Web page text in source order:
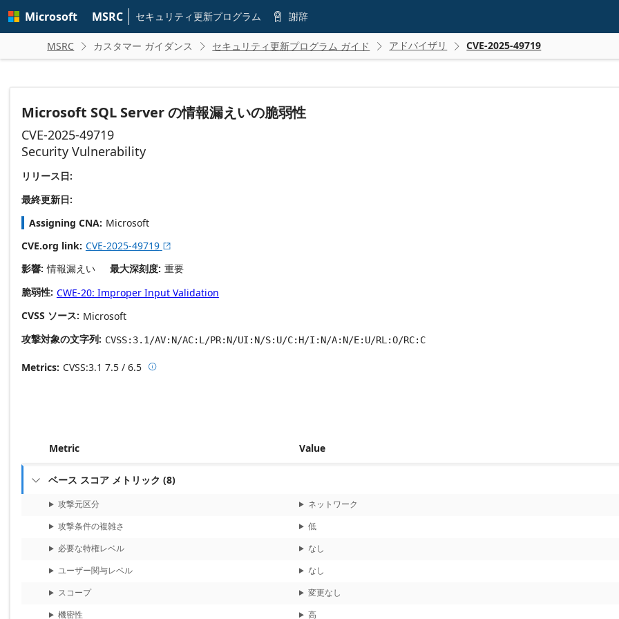
main
Microsoft MSRC セキュリティ更新プログラム  謝辞
MSRC  カスタマー ガイダンス  セキュリティ更新プログラム ガイド  アドバイザリ  CVE-2025-49719
Microsoft SQL Server の情報漏えいの脆弱性
CVE-2025-49719
Security Vulnerability
リリース日:
最終更新日:
Assigning CNA Microsoft
CVE.org link CVE-2025-49719 
影響 情報漏えい 最大深刻度 重要
脆弱性 CWE-20: Improper Input Validation
CVSS ソース Microsoft
攻撃対象の文字列
CVSS:3.1/AV:N/AC:L/PR:N/UI:N/S:U/C:H/I:N/A:N/E:U/RL:O/RC:C
Metrics CVSS:3.1 7.5 / 6.5 Base score metrics: 7.5 / Temporal score metrics: 6.5
Metric Value
 ベース スコア メトリック (8)
攻撃元区分
ネットワーク
攻撃条件の複雑さ
低
必要な特権レベル
なし
ユーザー関与レベル
なし
スコープ
変更なし
機密性
高